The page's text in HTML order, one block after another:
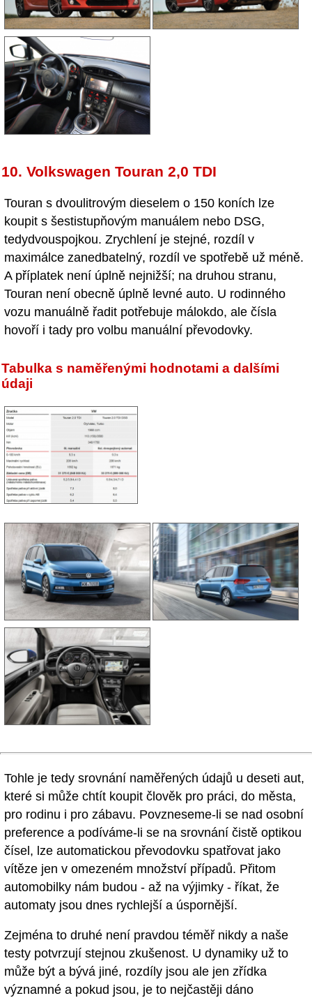
10. Volkswagen Touran 2,0 TDI
Touran s dvoulitrovým dieselem o 150 koních lze
koupit s šestistupňovým manuálem nebo DSG,
tedydvouspojkou. Zrychlení je stejné, rozdíl v
maximálce zanedbatelný, rozdíl ve spotřebě už méně.
A příplatek není úplně nejnižší; na druhou stranu,
Touran není obecně úplně levné auto. U rodinného
vozu manuálně řadit potřebuje málokdo, ale čísla
hovoří i tady pro volbu manuální převodovky.
Tabulka s naměřenými hodnotami a dalšími
údaji
Tohle je tedy srovnání naměřených údajů u deseti aut,
které si může chtít koupit člověk pro práci, do města,
pro rodinu i pro zábavu. Povzneseme-li se nad osobní
preference a podíváme-li se na srovnání čistě optikou
čísel, lze automatickou převodovku spatřovat jako
vítěze jen v omezeném množství případů. Přitom
automobilky nám budou - až na výjimky - říkat, že
automaty jsou dnes rychlejší a úspornější.
Zejména to druhé není pravdou téměř nikdy a naše
testy potvrzují stejnou zkušenost. U dynamiky už to
může být a bývá jiné, rozdíly jsou ale jen zřídka
významné a pokud jsou, je to nejčastěji dáno